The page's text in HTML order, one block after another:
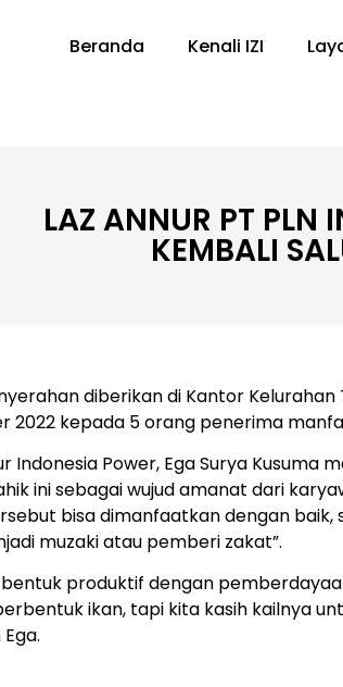
Beranda Kenali IZI
LAZ ANNUR PT PLN
KEMBALI
diberikan di Kantor
2022 kepada 5 orang penerima
Indonesia Power, Ega Surya Kusuma
ini sebagai wujud amanat dari
bisa dimanfaatkan dengan baik,
muzaki atau pemberi zakat”.
produktif dengan
ikan, tapi kita kasih kailnya